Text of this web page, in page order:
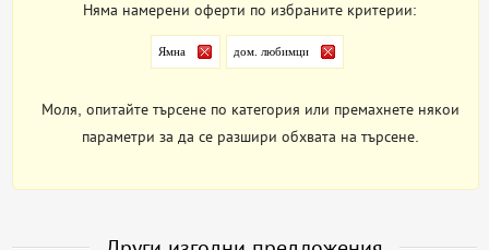
Няма намерени оферти по избраните критерии:
Ямна дом. любимци
Моля, опитайте търсене по категория или премахнете някои
параметри за да се разшири обхвата на търсене.